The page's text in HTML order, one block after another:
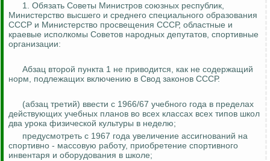
1. Обязать Советы Министров союзных республик,
Министерство высшего и среднего специального образования
СССР и Министерство просвещения СССР, областные и
краевые исполкомы Советов народных депутатов, спортивные
организации:
Абзац второй пункта 1 не приводится, как не содержащий
норм, подлежащих включению в Свод законов СССР.
(абзац третий) ввести с 1966/67 учебного года в пределах
действующих учебных планов во всех классах всех типов школ
два урока физической культуры в неделю;
предусмотреть с 1967 года увеличение ассигнований на
спортивно - массовую работу, приобретение спортивного
инвентаря и оборудования в школе;